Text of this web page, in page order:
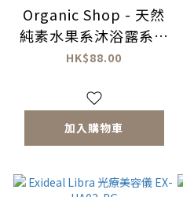
Organic Shop - 天然
純素水果系沐浴露系列
(提亮・煥膚)
HK$88.00
加入購物車